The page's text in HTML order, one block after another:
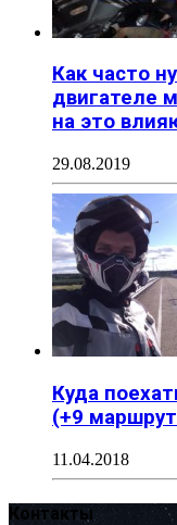
Как часто
двигателе
на это
29.08.2019
Куда
(+9
11.04.2018
Контакты